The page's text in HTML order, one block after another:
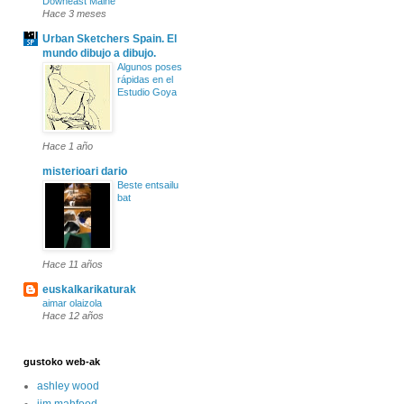
Hace 3 meses
Urban Sketchers Spain. El
mundo dibujo a dibujo.
Algunos poses
rápidas en el
Estudio Goya
Hace 1 año
misterioari dario
Beste entsailu
bat
Hace 11 años
euskalkarikaturak
aimar olaizola
Hace 12 años
gustoko web-ak
ashley wood